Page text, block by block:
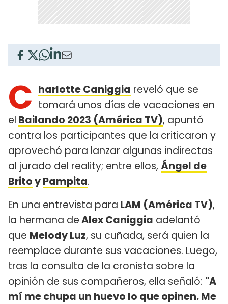
C harlotte Caniggia reveló que se
tomará unos días de vacaciones en
el Bailando 2023 (América TV), apuntó
contra los participantes que la criticaron y
aprovechó para lanzar algunas indirectas
al jurado del reality; entre ellos, Ángel de
BritoyPampita.
En una entrevista para LAM (América TV),
la hermana deAlex Caniggia adelantó
que Melody Luz, su cuñada, será quien la
reemplace durante sus vacaciones. Luego,
tras la consulta de la cronista sobre la
opinión de sus compañeros, ella señaló: "A
mí me chupa un huevo lo que opinen. Me